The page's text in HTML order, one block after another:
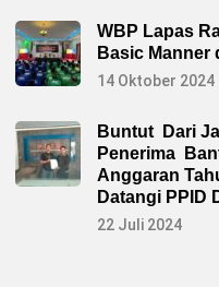
WBP Lapas
Basic Manner
14 Oktober 2024
Buntut Dari
Penerima
Anggaran
Datangi PPID
22 Juli 2024